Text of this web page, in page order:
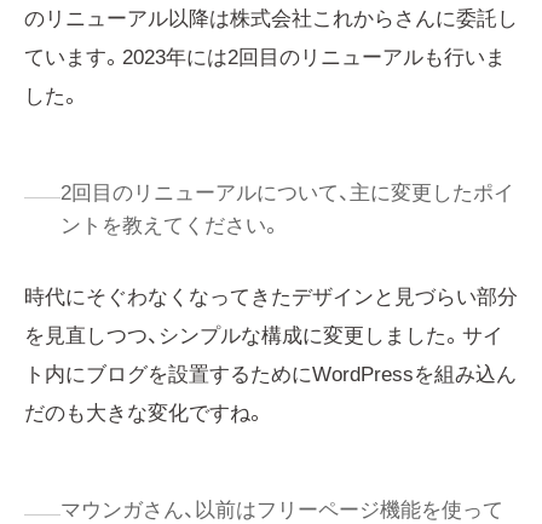
のリニューアル以降は株式会社これからさんに委託し
ています。2023年には2回目のリニューアルも行いま
した。
2回目のリニューアルについて、主に変更したポイ
ントを教えてください。
時代にそぐわなくなってきたデザインと見づらい部分
を見直しつつ、シンプルな構成に変更しました。サイ
ト内にブログを設置するためにWordPressを組み込ん
だのも大きな変化ですね。
マウンガさん、以前はフリーページ機能を使って